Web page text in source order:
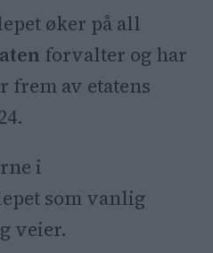
øker på all
forvalter og har
frem av etatens
i
som vanlig
veier.